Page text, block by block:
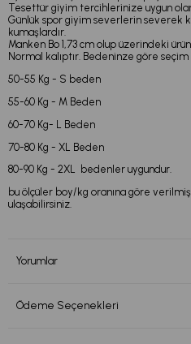
Tesettür giyim tercihlerinize uygun
Günlük spor giyim severlerin severek
kumaşlardır.
Manken Bo 1,73 cm olup üzerindeki
Normal kalıptır. Bedeninze göre
50-55 Kg - S beden
55-60 Kg - M Beden
60-70 Kg- L Beden
70-80 Kg - XL Beden
80-90 Kg - 2XL bedenler uygundur.
bu ölçüler boy/kg oranına göre
ulaşabilirsiniz.
Yorumlar
Ödeme Seçenekleri